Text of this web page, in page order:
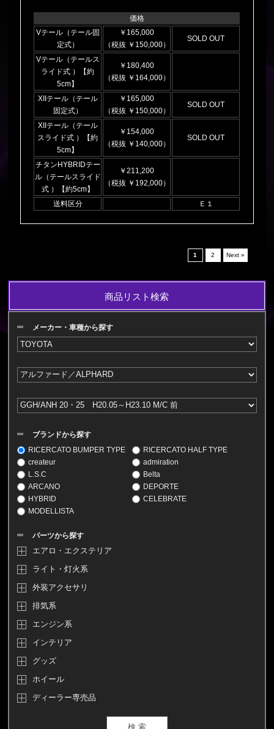
価格
Vテール（テール固
定式）
￥165,000
（税抜 ￥150,000）
SOLD OUT
Vテール（テールス
ライド式 ）【約
5cm】
￥180,400
（税抜 ￥164,000）
XIIテール（テール
固定式）
￥165,000
（税抜 ￥150,000）
SOLD OUT
XIIテール（テール
スライド式 ）【約
5cm】
￥154,000
（税抜 ￥140,000）
SOLD OUT
チタンHYBRIDテー
ル（テールスライド
式 ）【約5cm】
￥211,200
（税抜 ￥192,000）
送料区分 Ｅ１
1 2 Next »
商品リスト検索
メーカー・車種から探す
ブランドから探す
RICERCATO BUMPER TYPE
RICERCATO HALF TYPE
createur
admiration
L.S.C
Belta
ARCANO
DEPORTE
HYBRID
CELEBRATE
MODELLISTA
パーツから探す
エアロ・エクステリア
ライト・灯火系
外装アクセサリ
排気系
エンジン系
インテリア
グッズ
ホイール
ディーラー専売品